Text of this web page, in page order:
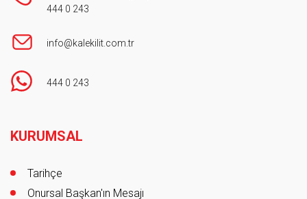
444 0 243
info@kalekilit.com.tr
444 0 243
KURUMSAL
Tarihçe
Onursal Başkan'ın Mesajı